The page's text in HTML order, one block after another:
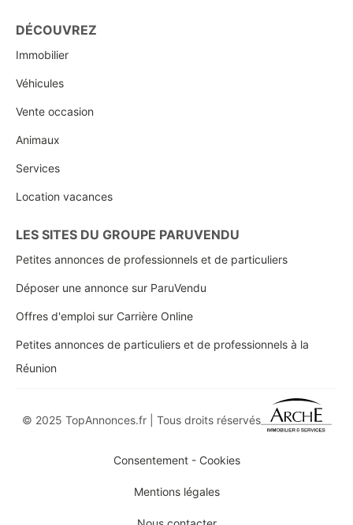
DÉCOUVREZ
Immobilier
Véhicules
Vente occasion
Animaux
Services
Location vacances
LES SITES DU GROUPE PARUVENDU
Petites annonces de professionnels et de particuliers
Déposer une annonce sur ParuVendu
Offres d'emploi sur Carrière Online
Petites annonces de particuliers et de professionnels à la
Réunion
© 2025 TopAnnonces.fr | Tous droits réservés
Consentement - Cookies
Mentions légales